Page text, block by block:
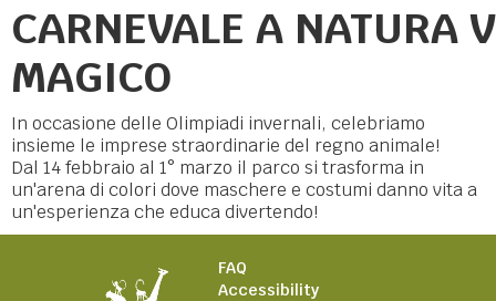
CARNEVALE A NATURA
MAGICO
In occasione delle Olimpiadi invernali, celebriamo
insieme le imprese straordinarie del regno animale!
Dal 14 febbraio al 1° marzo il parco si trasforma in
un'arena di colori dove maschere e costumi danno vita a
un'esperienza che educa divertendo!
FAQ
Accessibility